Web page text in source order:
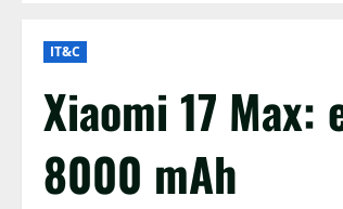
IT&C
Xiaomi 17
8000 mAh